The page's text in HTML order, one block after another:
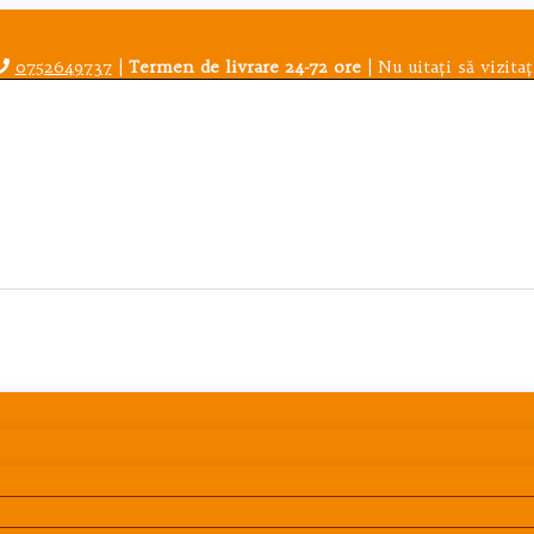
0752649737| Termen de livrare 24-72 ore| Nu uitaţi să